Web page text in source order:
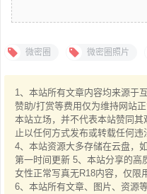
微密圈 微密圈照片
1、本站所有文章内容均来源于
赞助/打赏等费用仅为维持网站
本站立场，并不代表本站赞同
止以任何方式发布或转载任何
4、本站资源大多存储在云盘，
第一时间更新 5、本站分享的高
女性正常写真无R18内容，仅限
6、本站所有文章、图片、资源